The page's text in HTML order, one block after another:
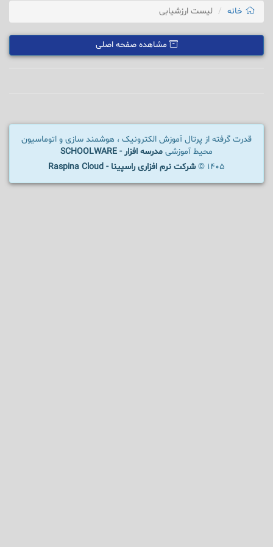
خانه لیست ارزشیابی
مشاهده صفحه اصلی
قدرت گرفته از پرتال آموزش الکترونیک ، هوشمند سازی و اتوماسیون
محیط آموزشی مدرسه افزار - SCHOOLWARE
1405 ©
شرکت نرم افزاری راسپینا - Raspina Cloud